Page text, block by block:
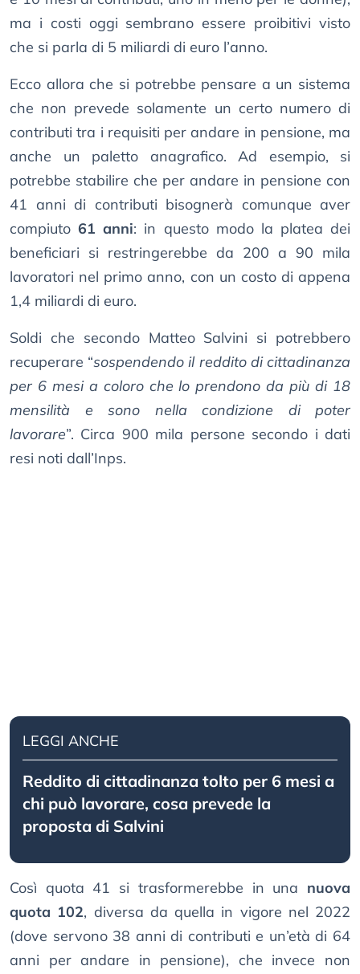
ma i costi oggi sembrano essere proibitivi visto
che si parla di 5 miliardi di euro l’anno.
Ecco allora che si potrebbe pensare a un sistema
che non prevede solamente un certo numero di
contributi tra i requisiti per andare in pensione, ma
anche un paletto anagrafico. Ad esempio, si
potrebbe stabilire che per andare in pensione con
41 anni di contributi bisognerà comunque aver
compiuto61 anni: in questo modo la platea dei
beneficiari si restringerebbe da 200 a 90 mila
lavoratori nel primo anno, con un costo di appena
1,4 miliardi di euro.
Soldi che secondo Matteo Salvini si potrebbero
recuperare “sospendendo il reddito di cittadinanza
per 6 mesi a coloro che lo prendono da più di 18
mensilità e sono nella condizione di poter
lavorare”. Circa 900 mila persone secondo i dati
resi noti dall’Inps.
LEGGI ANCHE
Reddito di cittadinanza tolto per 6 mesi a
chi può lavorare, cosa prevede la
proposta di Salvini
Così quota 41 si trasformerebbe in una nuova
quota 102, diversa da quella in vigore nel 2022
(dove servono 38 anni di contributi e un’età di 64
anni per andare in pensione), che invece non